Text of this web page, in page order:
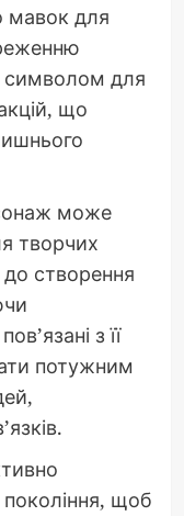
мавок для
для
що
може
творчих
до створення
з її
потужним
щоб